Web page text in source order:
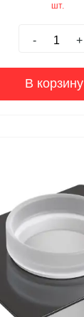
шт.
- +
В корзину